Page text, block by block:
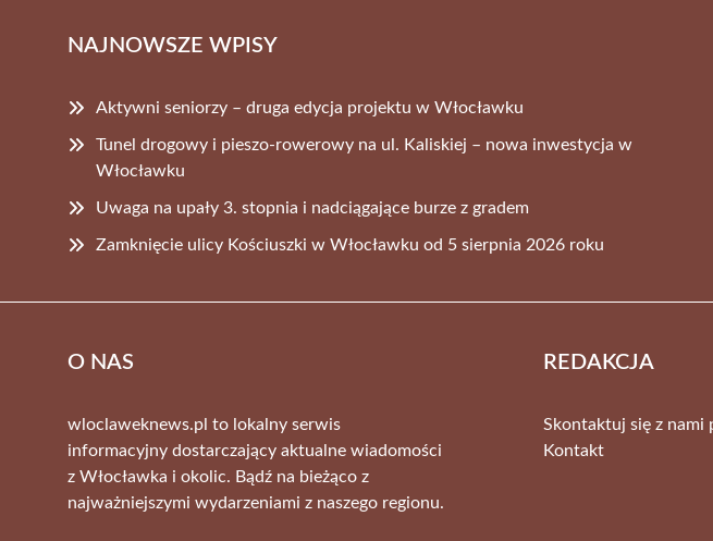
NAJNOWSZE WPISY
Aktywni seniorzy – druga edycja projektu w Włocławku
Tunel drogowy i pieszo-rowerowy na ul. Kaliskiej – nowa inwestycja w
Włocławku
Uwaga na upały 3. stopnia i nadciągające burze z gradem
Zamknięcie ulicy Kościuszki w Włocławku od 5 sierpnia 2026 roku
O NAS
wloclaweknews.pl to lokalny serwis
informacyjny dostarczający aktualne wiadomości
z Włocławka i okolic. Bądź na bieżąco z
najważniejszymi wydarzeniami z naszego regionu.
REDAKCJA
Skontaktuj się z nami
Kontakt